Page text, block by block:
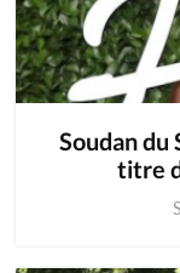
Soudan
titre